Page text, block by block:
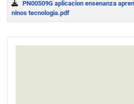
PN00509G aplicacion ensenanza
ninos tecnologia.pdf